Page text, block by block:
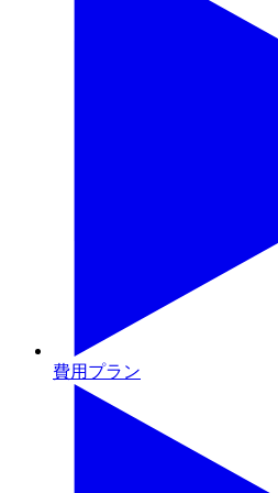
費用プラン